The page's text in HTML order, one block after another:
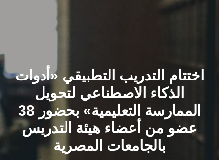
الشئون الأكاديمية
البحث العلمي
الرعاية الصحية
المراكز والوحدات
اختتام التدريب التطبيقي «أدوات
الذكاء الاصطناعي لتحويل
الممارسة التعليمية» بحضور 38
عضو من أعضاء هيئة التدريس
بالجامعات المصرية